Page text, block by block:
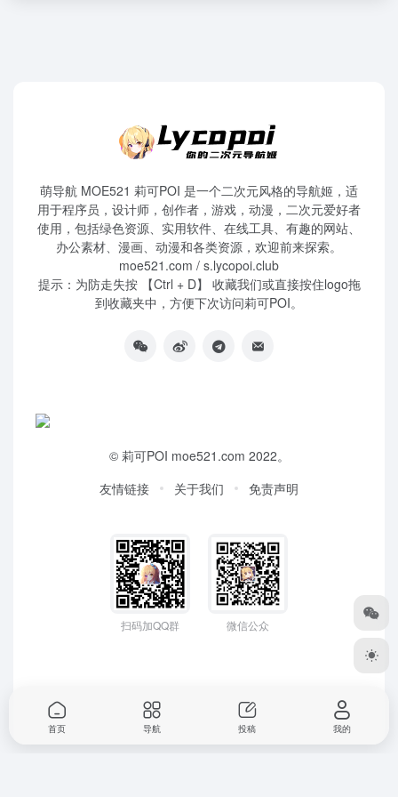
萌导航 MOE521 莉可POI 是一个二次元风格的导航姬，适
用于程序员，设计师，创作者，游戏，动漫，二次元爱好者
使用，包括绿色资源、实用软件、在线工具、有趣的网站、
办公素材、漫画、动漫和各类资源，欢迎前来探索。
moe521.com / s.lycopoi.club
提示：为防走失按 【Ctrl + D】 收藏我们或直接按住logo拖
到收藏夹中，方便下次访问莉可POI。
© 莉可POI moe521.com 2022。
友情链接
关于我们 免责声明
扫码加QQ群 微信公众
首页 导航 投稿 我的